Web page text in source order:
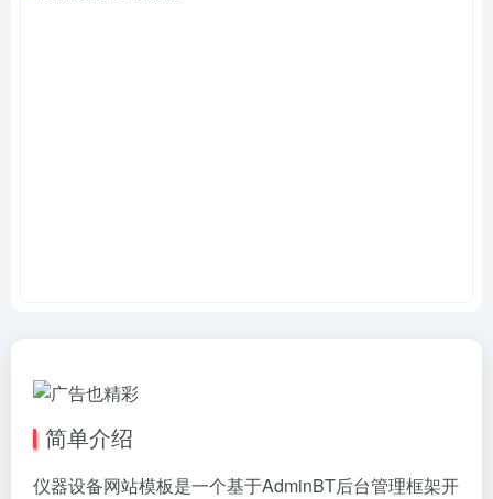
简单介绍
仪器设备网站模板是一个基于AdminBT后台管理框架开